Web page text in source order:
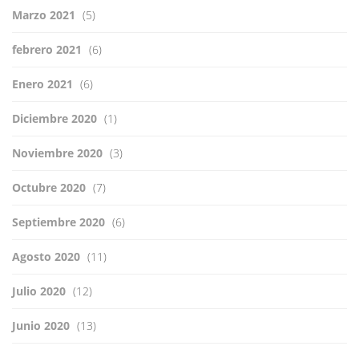
Marzo 2021 (5)
febrero 2021 (6)
Enero 2021 (6)
Diciembre 2020 (1)
Noviembre 2020 (3)
Octubre 2020 (7)
Septiembre 2020 (6)
Agosto 2020 (11)
Julio 2020 (12)
Junio 2020 (13)